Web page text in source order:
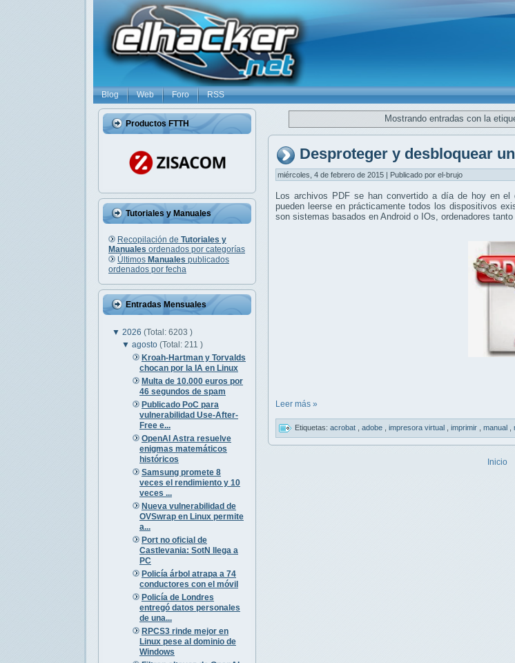
Blog Web Foro RSS
Productos FTTH
Tutoriales y Manuales
Recopilación de Tutoriales y
Manuales ordenados por categorías
Últimos Manuales publicados
ordenados por fecha
Entradas Mensuales
▼ 2026 (Total: 6203 )
▼agosto(Total: 211 )
Kroah-Hartman y Torvalds
chocan por la IA en Linux
Multa de 10.000 euros por
46 segundos de spam
Publicado PoC para
vulnerabilidad Use-After-
Free e...
OpenAI Astra resuelve
enigmas matemáticos
históricos
Samsung promete 8
veces el rendimiento y 10
veces ...
Nueva vulnerabilidad de
OVSwrap en Linux permite
a...
Port no oficial de
Castlevania: SotN llega a
PC
Policía árbol atrapa a 74
conductores con el móvil
Policía de Londres
entregó datos personales
de una...
RPCS3 rinde mejor en
Linux pese al dominio de
Windows
Mostrando entradas con la
Desproteger y desbloquear
miércoles, 4 de febrero de 2015 | Publicado por el-brujo
Los archivos PDF se han convertido a día de hoy en
pueden leerse en prácticamente todos los dispositivos
son sistemas basados en Android o IOs, ordenadores
Leer más »
Etiquetas: acrobat adobe impresora virtual imprimir manual
Inicio